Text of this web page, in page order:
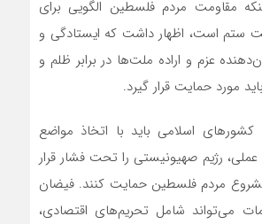
مقاومت مردم فلسطین الگویی برای
ستم است، اظهار داشت که ایستادگی و
عزم و اراده ملت‌ها در برابر ظلم و
مورد حمایت قرار گیرد.
اسلامی باید با اتخاذ مواضع
رژیم صهیونیستی را تحت فشار قرار
مردم فلسطین حمایت کنند. فیضان
می‌تواند شامل تحریم‌های اقتصادی،